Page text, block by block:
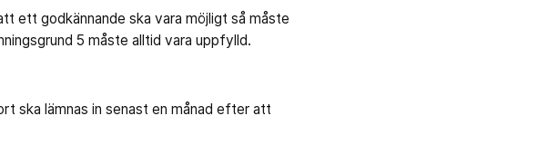
ett godkännande ska vara möjligt så måste
5 måste alltid vara uppfylld.
ska lämnas in senast en månad efter att